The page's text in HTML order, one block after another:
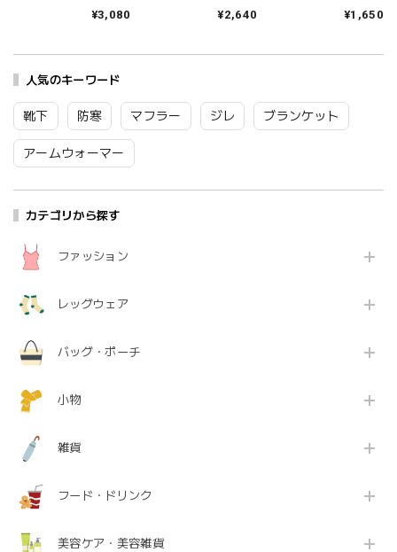
人気のキーワード
靴下 防寒 マフラー ジレ ブランケット
アームウォーマー
カテゴリから探す
ファッション
レッグウェア
バッグ・ポーチ
小物
雑貨
フード・ドリンク
美容ケア・美容雑貨
クス レディース おし
ト プレゼント レッド
25cm TR53SO040
Tr002
¥3,080
本製 国産 秋冬 おしゃ
Tr003
¥2,640
夏 ブランド 日本製 国
Fr088
¥1,650